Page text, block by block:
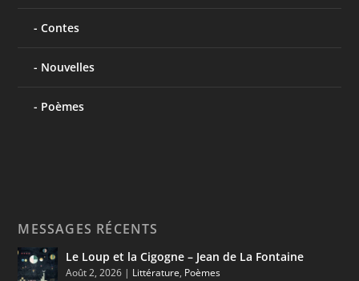
Contes
Nouvelles
Poèmes
MESSAGES RÉCENTS
Le Loup et la Cigogne – Jean de La Fontaine
Août 2, 2026 | Littérature, Poèmes